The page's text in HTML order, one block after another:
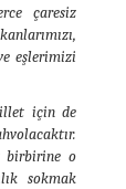
çaresiz
eşlerimizi
için de
birbirine o
sokmak